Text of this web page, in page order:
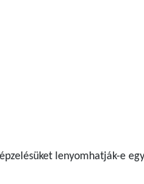
lenyomhatják-e